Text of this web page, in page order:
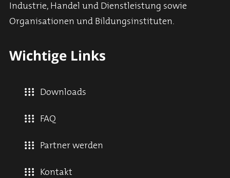
Industrie, Handel und Dienstleistung sowie
Organisationen und Bildungsinstituten.
Wichtige Links
Downloads
FAQ
Partner werden
Kontakt